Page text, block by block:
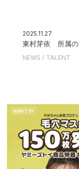
2025.11.27
東村芽依 所属の
NEWS TALENT